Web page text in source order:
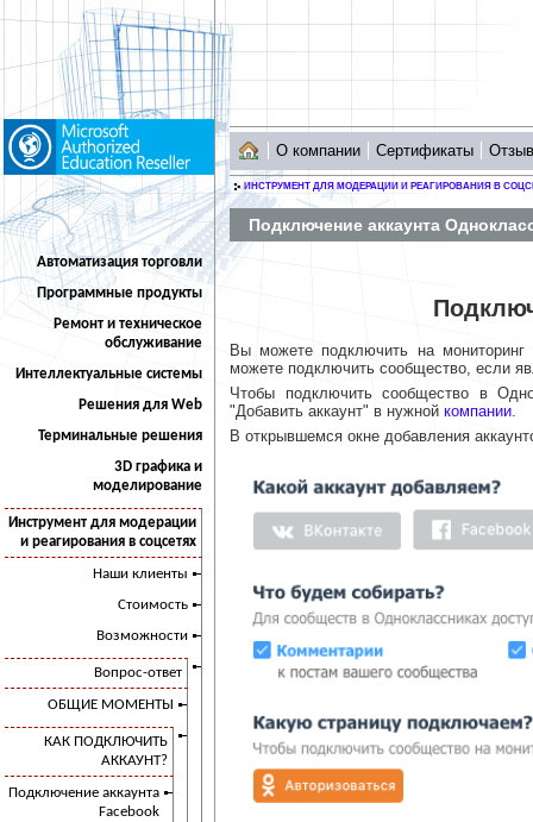
Автоматизация торговли
Программные продукты
Ремонт и техническое
обслуживание
Интеллектуальные системы
Решения для Web
Терминальные решения
3D графика и
моделирование
Инструмент для модерации
и реагирования в соцсетях
Наши клиенты
Стоимость
Возможности
Вопрос-ответ
ОБЩИЕ МОМЕНТЫ
КАК ПОДКЛЮЧИТЬ
АККАУНТ?
Подключение аккаунта
Facebook
О компании Сертификаты
ИНСТРУМЕНТ ДЛЯ МОДЕРАЦИИ И РЕАГИРОВАНИЯ В
Подключение аккаунта
Вы можете подключить на
можете подключить сообщество, если
Чтобы подключить сообщество в
"Добавить аккаунт" в нужной компании.
В открывшемся окне добавления